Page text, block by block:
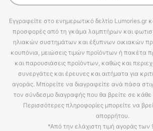
Εγγραφείτε στο ενημερωτικό δελτίο Lumories.gr
προσφορές από τη γκάμα λαμπτήρων και
ηλιακών συστημάτων και έξυπνων οικιακών
κουπόνια, μειώσεις τιμών προϊόντων ή πακέτα
και παρουσιάσεις προϊόντων, καθώς και
συνεργάτες και έρευνες και αιτήματα για
αγοράς. Μπορείτε να διαγραφείτε ανά πάσα
τον σύνδεσμο διαγραφής που θα βρείτε σε κάθε
Περισσότερες πληροφορίες μπορείτε να
απορρήτου.
*Από την ελάχιστη τιμή αγοράς